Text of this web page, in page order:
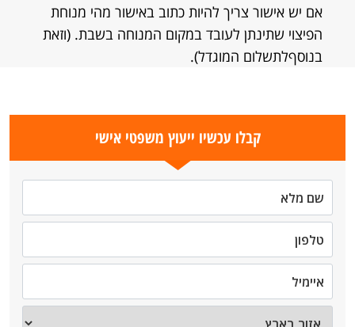
אם יש אישור צריך להיות כתוב באישור מהי מנוחת
הפיצוי שתינתן לעובד במקום המנוחה בשבת. (וזאת
בנוסףלתשלום המוגדל).
קבלו עכשיו ייעוץ משפטי אישי